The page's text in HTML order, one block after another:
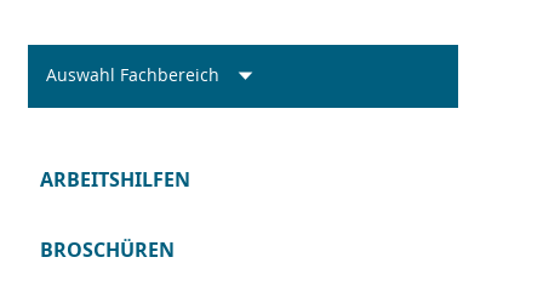
Auswahl Fachbereich
ARBEITSHILFEN
BROSCHÜREN